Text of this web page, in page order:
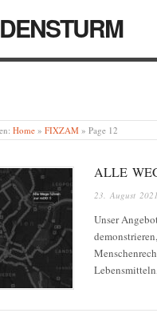
Home » FIXZAM » Page 12
ALLE
23. August 2021
Unser